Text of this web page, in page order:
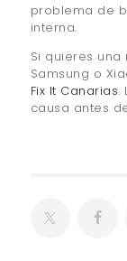
problema de
interna.
Si quieres
Samsung o
Fix It Canarias.
causa antes